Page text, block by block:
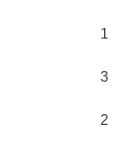
1
3
2